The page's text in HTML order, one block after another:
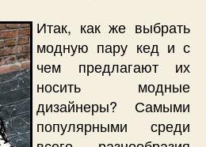
Итак, как же выбрать
модную пару кед и с
чем предлагают их
носить модные
дизайнеры? Самыми
популярными среди